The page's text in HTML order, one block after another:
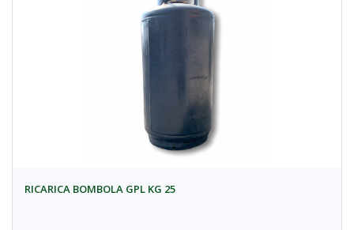
RICARICA BOMBOLA GPL KG 25